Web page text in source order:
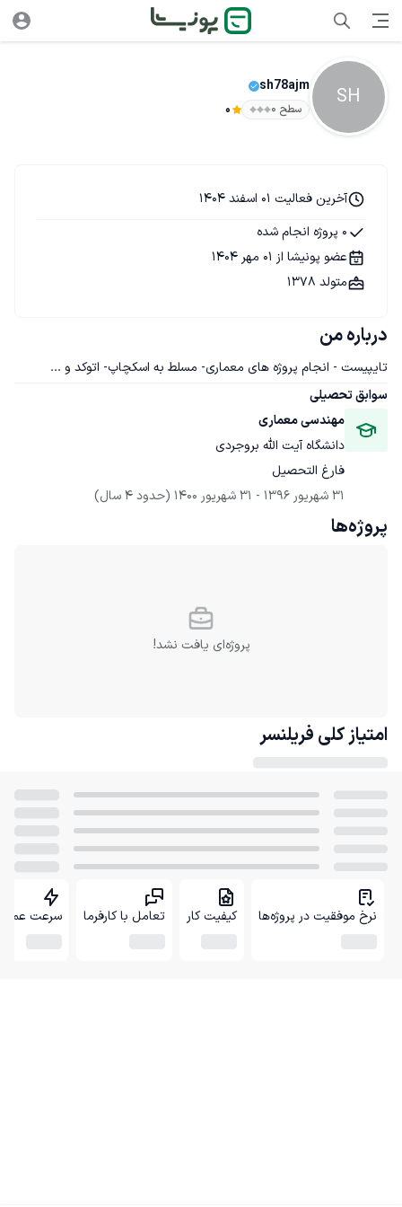
SH
sh78ajm
سطح ۰ 0
درباره من
تایپیست - انجام پروژه های معماری- مسلط به اسکچاپ- اتوکد و ...
سوابق تحصیلی
مهندسی معماری
دانشگاه آیت الله بروجردی
فارغ التحصیل
31 شهریور 1396
- 31 شهریور 1400 (حدود 4 سال)
آخرین فعالیت 01 اسفند 1404
0 پروژه انجام شده
عضو پونیشا از 01 مهر 1404
متولد 1378
پروژه‌ها
پروژه‌ای یافت نشد!
امتیاز کلی فریلنسر
نرخ موفقیت در پروژه‌ها کیفیت کار تعامل با کارفرما سرعت عمل